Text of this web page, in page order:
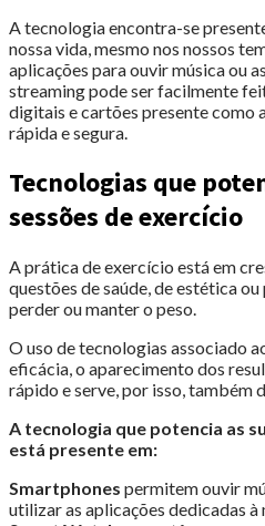
A tecnologia encontra-se
nossa vida, mesmo nos nossos
aplicações para ouvir música ou
streaming pode ser facilmente
digitais e cartões presente como
rápida e segura.
Tecnologias que
sessões de exercício
A prática de exercício está em
questões de saúde, de estética
perder ou manter o peso.
O uso de tecnologias associado
eficácia, o aparecimento dos
rápido e serve, por isso, também
A tecnologia que potencia as
está presente em:
Smartphones permitem ouvir
utilizar as aplicações dedicadas